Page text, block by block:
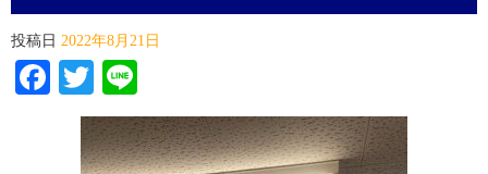
投稿日 2022年8月21日
Facebook
Twitter